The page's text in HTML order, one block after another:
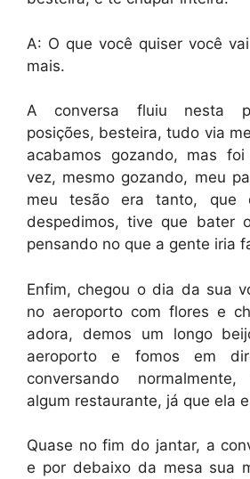
A: O que você quiser você
mais.
A conversa fluiu nesta
posições, besteira, tudo via
acabamos gozando, mas
vez, mesmo gozando, meu
meu tesão era tanto, que
despedimos, tive que bater
pensando no que a gente iria
Enfim, chegou o dia da sua
no aeroporto com flores e
adora, demos um longo
aeroporto e fomos em
conversando
algum restaurante, já que ela
Quase no fim do jantar, a
e por debaixo da mesa sua